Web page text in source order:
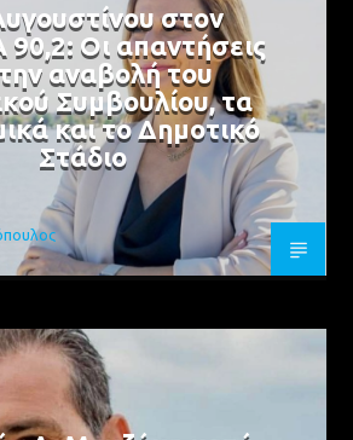
στον
Οι απαντήσεις
αναβολή του
Συμβουλίου, τα
και το Δημοτικό
Στάδιο